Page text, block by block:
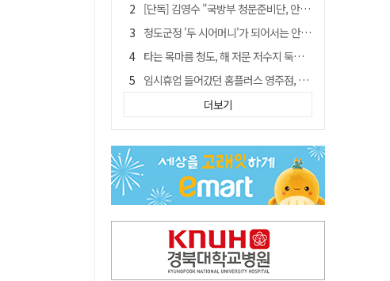
[단독] 김영수 "국방부 청문준비단, 안규백 탈영 알고있었다"
청도군정 '두 시어머니'가 되어서는 안된다
타는 목마름 청도, 해 저문 저수지 둑에 군수가 서 있었다
임시휴업 들어갔던 홈플러스 영주점, 7일 영업 재개…지하 1층만 운영
SK하이닉스, 주당 375원 분기 배당 공시…"3분기 중 주주환원 방안 확정"
신세계사이먼, 대구 아울렛 토지매매 계약 체결… 사업 본궤도
이의준 전 경북도 새마을봉사과장, 제28대 울릉군 부군수 취임
[매일희평] 이재명 안규백의 육사를 보는 논리
더보기